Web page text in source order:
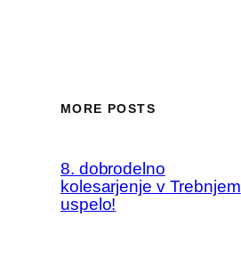
MORE POSTS
8. dobrodelno
kolesarjenje v Trebnjem
uspelo!